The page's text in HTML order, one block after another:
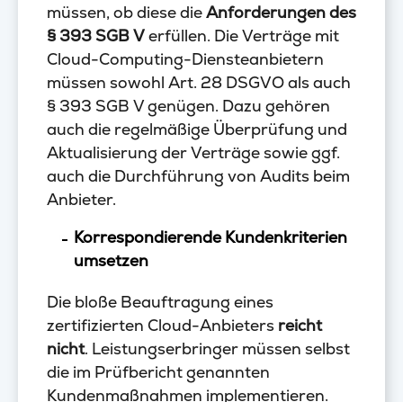
müssen, ob diese dieAnforderungen des
§ 393 SGB Verfüllen. Die Verträge mit
Cloud-Computing-Diensteanbietern
müssen sowohl Art. 28 DSGVO als auch
§ 393 SGB V genügen. Dazu gehören
auch die regelmäßige Überprüfung und
Aktualisierung der Verträge sowie ggf.
auch die Durchführung von Audits beim
Anbieter.
Korrespondierende Kundenkriterien
umsetzen
Die bloße Beauftragung eines
zertifizierten Cloud-Anbieters reicht
nicht. Leistungserbringer müssen selbst
die im Prüfbericht genannten
Kundenmaßnahmen implementieren.